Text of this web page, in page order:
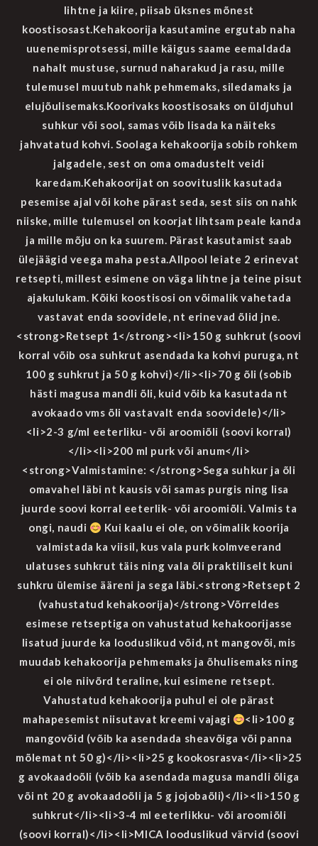
lihtne ja kiire, piisab üksnes mõnest
koostisosast.Kehakoorija kasutamine ergutab naha
uuenemisprotsessi, mille käigus saame eemaldada
nahalt mustuse, surnud naharakud ja rasu, mille
tulemusel muutub nahk pehmemaks, siledamaks ja
elujõulisemaks.Koorivaks koostisosaks on üldjuhul
suhkur või sool, samas võib lisada ka näiteks
jahvatatud kohvi. Soolaga kehakoorija sobib rohkem
jalgadele, sest on oma omadustelt veidi
karedam.Kehakoorijat on soovituslik kasutada
pesemise ajal või kohe pärast seda, sest siis on nahk
niiske, mille tulemusel on koorjat lihtsam peale kanda
ja mille mõju on ka suurem. Pärast kasutamist saab
ülejäägid veega maha pesta.Allpool leiate 2 erinevat
retsepti, millest esimene on väga lihtne ja teine pisut
ajakulukam. Kõiki koostisosi on võimalik vahetada
vastavat enda soovidele, nt erinevad õlid jne.
<strong>Retsept 1</strong><li>150 g suhkrut (soovi
korral võib osa suhkrut asendada ka kohvi puruga, nt
100 g suhkrut ja 50 g kohvi)</li><li>70 g õli (sobib
hästi magusa mandli õli, kuid võib ka kasutada nt
avokaado vms õli vastavalt enda soovidele)</li>
<li>2-3 g/ml eeterliku- või aroomiõli (soovi korral)
</li><li>200 ml purk või anum</li>
<strong>Valmistamine: </strong>Sega suhkur ja õli
omavahel läbi nt kausis või samas purgis ning lisa
juurde soovi korral eeterlik- või aroomiõli. Valmis ta
ongi, naudi
Kui kaalu ei ole, on võimalik koorija
valmistada ka viisil, kus vala purk kolmveerand
ulatuses suhkrut täis ning vala õli praktiliselt kuni
suhkru ülemise ääreni ja sega läbi.<strong>Retsept 2
(vahustatud kehakoorija)</strong>Võrreldes
esimese retseptiga on vahustatud kehakoorijasse
lisatud juurde ka looduslikud võid, nt mangovõi, mis
muudab kehakoorija pehmemaks ja õhulisemaks ning
ei ole niivõrd teraline, kui esimene retsept.
Vahustatud kehakoorija puhul ei ole pärast
mahapesemist niisutavat kreemi vajagi
<li>100 g
mangovõid (võib ka asendada sheavõiga või panna
mõlemat nt 50 g)</li><li>25 g kookosrasva</li><li>25
g avokaadoõli (võib ka asendada magusa mandli õliga
või nt 20 g avokaadoõli ja 5 g jojobaõli)</li><li>150 g
suhkrut</li><li>3-4 ml eeterlikku- või aroomiõli
(soovi korral)</li><li>MICA looduslikud värvid (soovi